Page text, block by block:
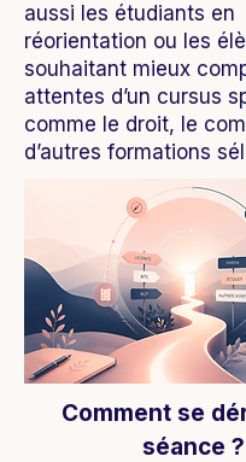
aussi les étudiants en
réorientation ou les
souhaitant mieux
attentes d’un cursus
comme le droit, le
d’autres formations
Comment se
séance ?